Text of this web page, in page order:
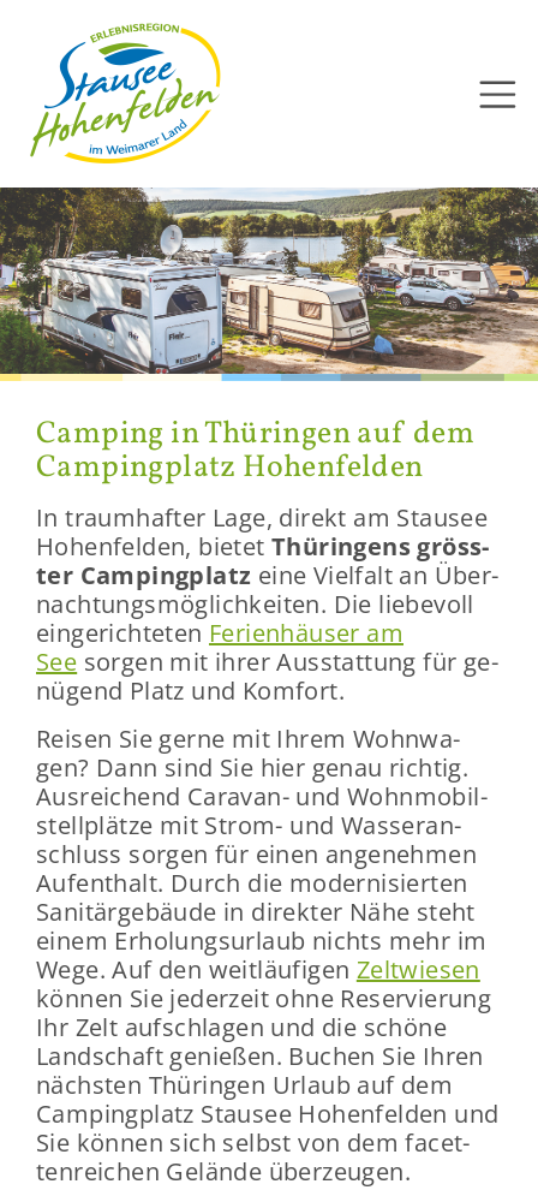
Cam­ping in Thü­rin­gen auf dem
Cam­ping­platz Ho­hen­fel­den
In traum­haf­ter Lage, di­rekt am Stau­see
Ho­hen­fel­den, bie­tet Thü­rin­gens gröss­
ter Cam­ping­platz eine Viel­falt an Über­
nach­tungs­mög­lich­kei­ten. Die lie­be­voll
ein­ge­rich­te­ten Fe­ri­en­häu­ser am
See sor­gen mit ihrer Aus­stat­tung für ge­
nü­gend Platz und Kom­fort.
Rei­sen Sie gerne mit Ihrem Wohn­wa­
gen? Dann sind Sie hier genau rich­tig.
Aus­rei­chend Caravan-​ und Wohn­mo­bil­
stell­plät­ze mit Strom-​ und Was­ser­an­
schluss sor­gen für einen an­ge­neh­men
Auf­ent­halt. Durch die mo­der­ni­sier­ten
Sa­ni­tär­ge­bäu­de in di­rek­ter Nähe steht
einem Er­ho­lungs­ur­laub nichts mehr im
Wege. Auf den weit­läu­fi­gen Zelt­wie­sen
kön­nen Sie je­der­zeit ohne Re­ser­vie­rung
Ihr Zelt auf­schla­gen und die schö­ne
Land­schaft ge­nie­ßen. Bu­chen Sie Ihren
nächs­ten Thü­rin­gen Ur­laub auf dem
Cam­ping­platz Stau­see Ho­hen­fel­den und
Sie kön­nen sich selbst von dem fa­cet­
ten­rei­chen Ge­län­de über­zeu­gen.